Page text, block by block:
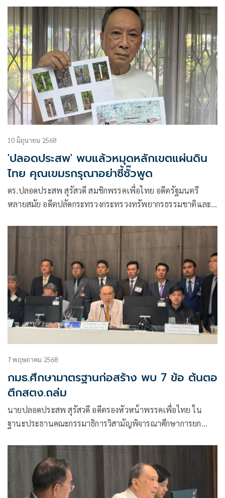
10 มิถุนายน 2568
'ปลอดประสพ' พบแล้วหมุดหลักเขตแผ่นดิน
ไทย คุณเขมรกรุณาอย่าซี้ซั๊วพูด
ดร.ปลอดประสพ สุรัสวดี สมชิกพรรคเพื่อไทย อดีตรัฐมนตรี
หลายสมัย อดีตปลัดกระทรวงกระทรวงทรัพยากรธรรมชาติและ
7 พฤษภาคม 2568
กมธ.ศึกษามาตรฐานก่อสร้าง พบ 7 ข้อ ต้นตอ
ตึกสตง.ถล่ม
นายปลอดประสพ สุรัสวดี อดีตรองหัวหน้าพรรคเพื่อไทย ใน
ฐานะประธานคณะกรรมาธิการวิสามัญพิจารณาศึกษาการยก
ผู้ได้รับผลกระทบ และการพัฒนาศักยภาพอุตสาหกรรมรับเหมา
ก่อสร้างอย่างเป็นระบบ